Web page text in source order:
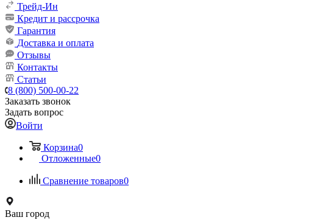
Трейд-Ин
Кредит и рассрочка
Гарантия
Доставка и оплата
Отзывы
Контакты
Статьи
8 (800) 500-00-22
Заказать звонок
Задать вопрос
Войти
Корзина0
Отложенные0
Сравнение товаров0
Ваш город